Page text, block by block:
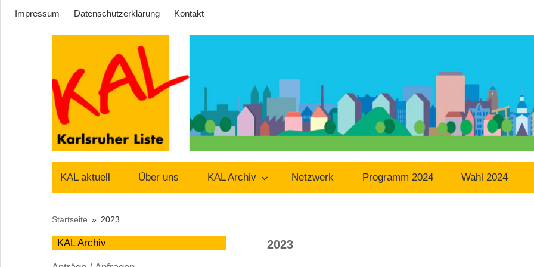
Impressum Datenschutzerklärung Kontakt
Zum
springen
Karlsruher
Liste
–
auf
KAL aktuell Über uns KAL Archiv Netzwerk Programm 2024 Wahl 2024
Startseite 2023
2023
KAL Archiv